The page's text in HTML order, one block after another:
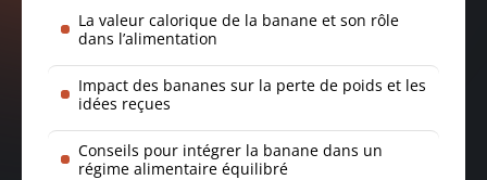
La valeur calorique de la banane et son rôle
dans l’alimentation
Impact des bananes sur la perte de poids et les
idées reçues
Conseils pour intégrer la banane dans un
régime alimentaire équilibré